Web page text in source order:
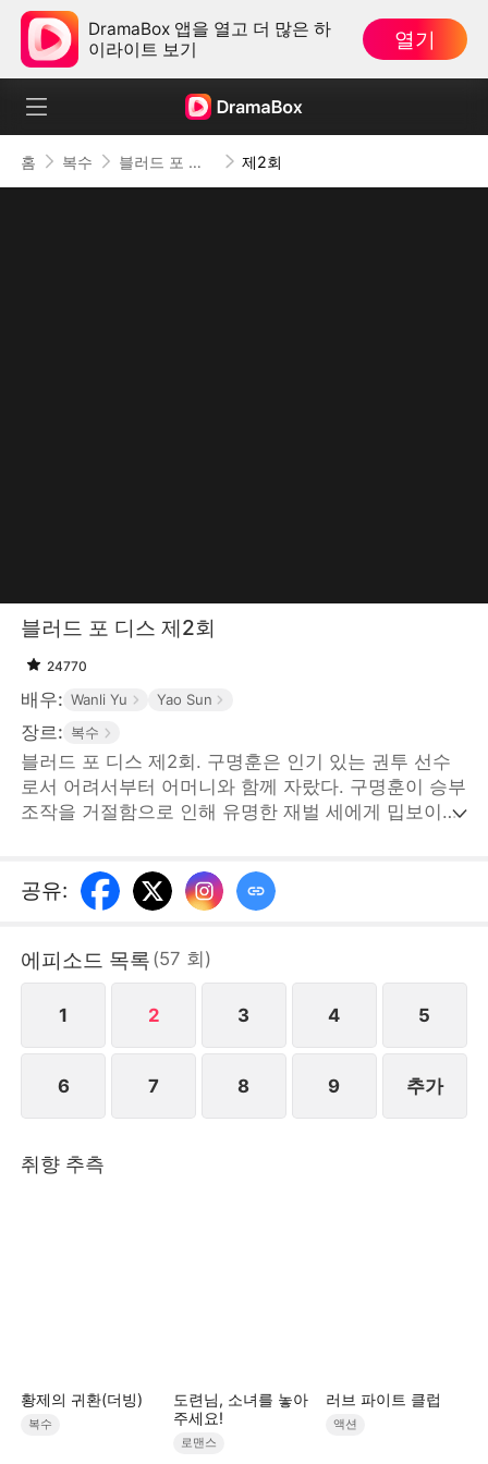
DramaBox 앱을 열고 더 많은 하
이라이트 보기
열기
홈 복수 블러드 포 디스 제2회
블러드 포 디스 제2회
24770
배우: Wanli Yu Yao Sun
장르: 복수
블러드 포 디스 제2회. 구명훈은 인기 있는 권투 선수
로서 어려서부터 어머니와 함께 자랐다. 구명훈이 승부
조작을 거절함으로 인해 유명한 재벌 세에게 밉보이고
PTE.LTD
공유:
에피소드 목록 (57 회 )
1 2 3 4 5
6 7 8 9 추가
취향 추측
황제의 귀환(더빙)
복수
도련님, 소녀를 놓아
주세요!
로맨스
러브 파이트 클럽
액션